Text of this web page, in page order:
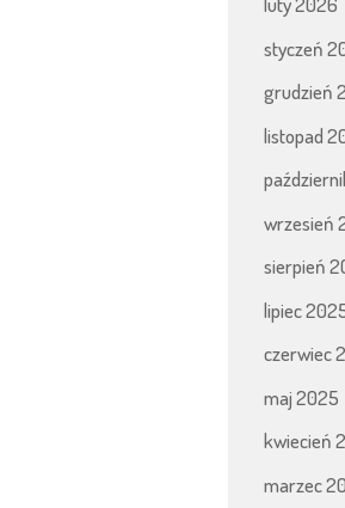
styczeń
grudzień
listopad
wrzesień
sierpień
lipiec
czerwiec
maj 2025
kwiecień
marzec